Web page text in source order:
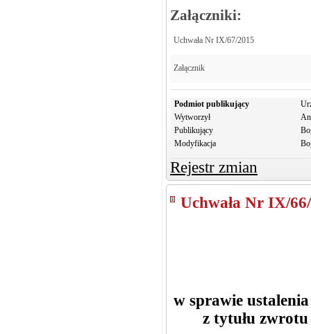
Załączniki:
Uchwała Nr IX/67/2015
Załącznik
Podmiot publikujący
Wytworzył
Publikujący
Modyfikacja
Rejestr zmian
Uchwała Nr IX/
w sprawie
z tytułu